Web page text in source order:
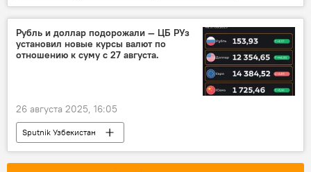
дети
лечение онкологии
гематология
Общество
Шавкат Мирзиёев
Рубль и доллар подорожали — ЦБ РУз
установил новые курсы валют по
отношению к суму с 27 августа.
26 августа 2025, 16:05
Sputnik Узбекистан